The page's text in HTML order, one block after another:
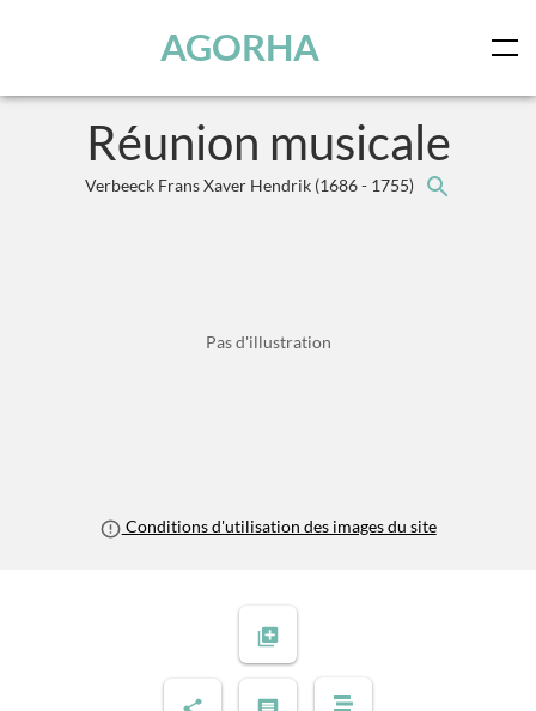
AGORHA
Réunion musicale
Verbeeck Frans Xaver Hendrik (1686 - 1755)
Pas d'illustration
Conditions d'utilisation des images du site